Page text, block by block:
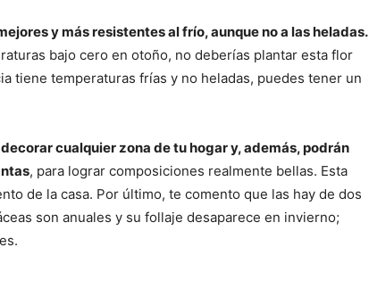
y más resistentes al frío, aunque no a las heladas.
bajo cero en otoño, no deberías plantar esta flor
tiene temperaturas frías y no heladas, puedes tener un
cualquier zona de tu hogar y, además, podrán
, para lograr composiciones realmente bellas. Esta
de la casa. Por último, te comento que las hay de dos
son anuales y su follaje desaparece en invierno;